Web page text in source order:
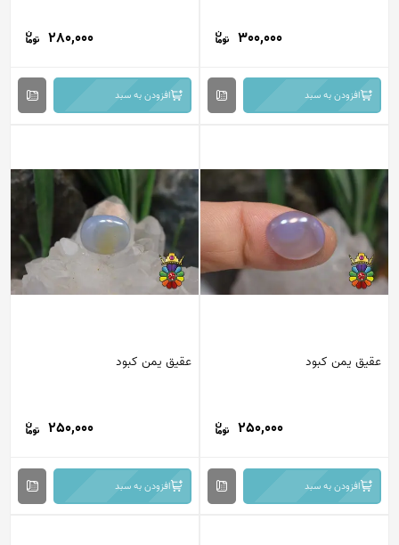
300,000
افزودن به سبد
280,000
افزودن به سبد
عقیق یمن کبود
250,000
افزودن به سبد
عقیق یمن کبود
250,000
افزودن به سبد